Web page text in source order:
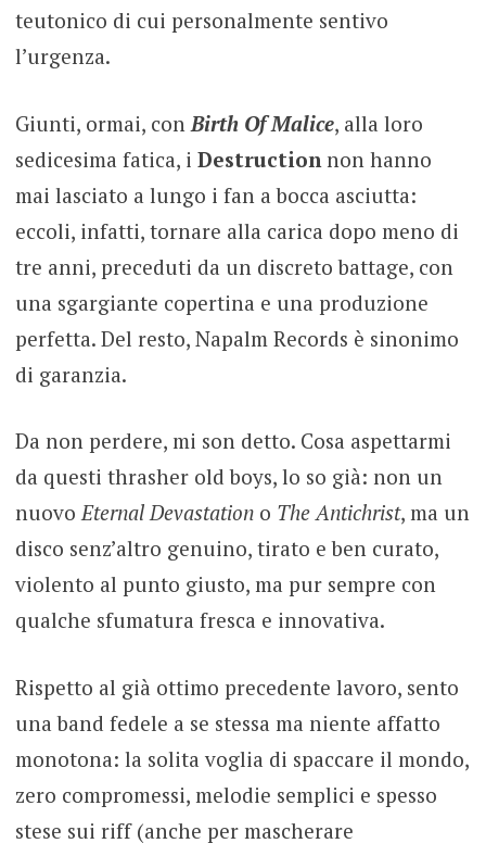
teutonico di cui personalmente sentivo
l’urgenza.
Giunti, ormai, con Birth Of Malice, alla loro
sedicesima fatica, i Destructionnon hanno
mai lasciato a lungo i fan a bocca asciutta:
eccoli, infatti, tornare alla carica dopo meno di
tre anni, preceduti da un discreto battage, con
una sgargiante copertina e una produzione
perfetta. Del resto, Napalm Records è sinonimo
di garanzia.
Da non perdere, mi son detto. Cosa aspettarmi
da questi thrasher old boys, lo so già: non un
nuovoEternal Devastationo The Antichrist, ma un
disco senz’altro genuino, tirato e ben curato,
violento al punto giusto, ma pur sempre con
qualche sfumatura fresca e innovativa.
Rispetto al già ottimo precedente lavoro, sento
una band fedele a se stessa ma niente affatto
monotona: la solita voglia di spaccare il mondo,
zero compromessi, melodie semplici e spesso
stese sui riff (anche per mascherare